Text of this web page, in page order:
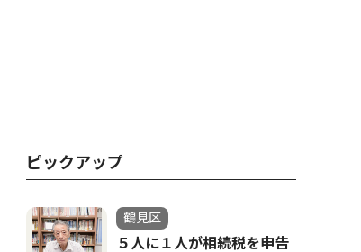
ピックアップ
鶴見区
５人に１人が相続税を申告